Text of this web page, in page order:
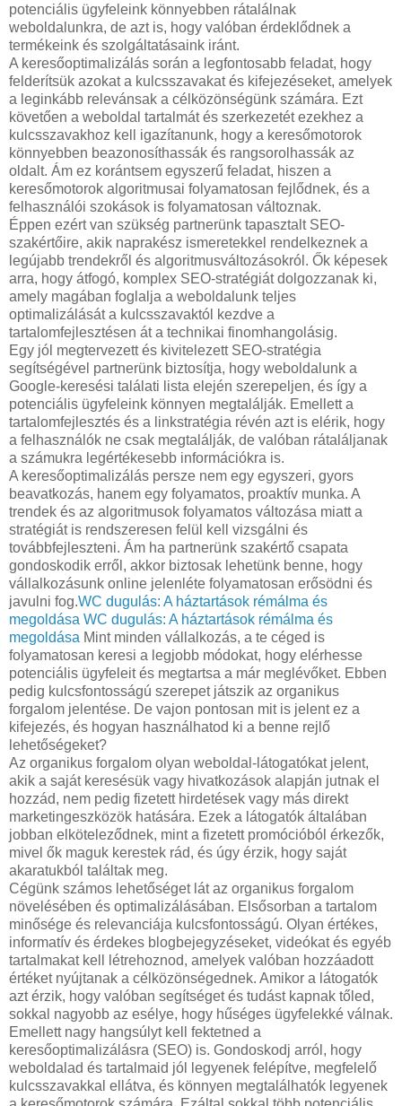
potenciális ügyfeleink könnyebben rátalálnak
weboldalunkra, de azt is, hogy valóban érdeklődnek a
termékeink és szolgáltatásaink iránt.
A keresőoptimalizálás során a legfontosabb feladat, hogy
felderítsük azokat a kulcsszavakat és kifejezéseket, amelyek
a leginkább relevánsak a célközönségünk számára. Ezt
követően a weboldal tartalmát és szerkezetét ezekhez a
kulcsszavakhoz kell igazítanunk, hogy a keresőmotorok
könnyebben beazonosíthassák és rangsorolhassák az
oldalt. Ám ez korántsem egyszerű feladat, hiszen a
keresőmotorok algoritmusai folyamatosan fejlődnek, és a
felhasználói szokások is folyamatosan változnak.
Éppen ezért van szükség partnerünk tapasztalt SEO-
szakértőire, akik naprakész ismeretekkel rendelkeznek a
legújabb trendekről és algoritmusváltozásokról. Ők képesek
arra, hogy átfogó, komplex SEO-stratégiát dolgozzanak ki,
amely magában foglalja a weboldalunk teljes
optimalizálását a kulcsszavaktól kezdve a
tartalomfejlesztésen át a technikai finomhangolásig.
Egy jól megtervezett és kivitelezett SEO-stratégia
segítségével partnerünk biztosítja, hogy weboldalunk a
Google-keresési találati lista elején szerepeljen, és így a
potenciális ügyfeleink könnyen megtalálják. Emellett a
tartalomfejlesztés és a linkstratégia révén azt is elérik, hogy
a felhasználók ne csak megtalálják, de valóban rátaláljanak
a számukra legértékesebb információkra is.
A keresőoptimalizálás persze nem egy egyszeri, gyors
beavatkozás, hanem egy folyamatos, proaktív munka. A
trendek és az algoritmusok folyamatos változása miatt a
stratégiát is rendszeresen felül kell vizsgálni és
továbbfejleszteni. Ám ha partnerünk szakértő csapata
gondoskodik erről, akkor biztosak lehetünk benne, hogy
vállalkozásunk online jelenléte folyamatosan erősödni és
javulni fog.WC dugulás: A háztartások rémálma és
megoldása WC dugulás: A háztartások rémálma és
megoldása Mint minden vállalkozás, a te céged is
folyamatosan keresi a legjobb módokat, hogy elérhesse
potenciális ügyfeleit és megtartsa a már meglévőket. Ebben
pedig kulcsfontosságú szerepet játszik az organikus
forgalom jelentése. De vajon pontosan mit is jelent ez a
kifejezés, és hogyan használhatod ki a benne rejlő
lehetőségeket?
Az organikus forgalom olyan weboldal-látogatókat jelent,
akik a saját keresésük vagy hivatkozások alapján jutnak el
hozzád, nem pedig fizetett hirdetések vagy más direkt
marketingeszközök hatására. Ezek a látogatók általában
jobban elköteleződnek, mint a fizetett promócióból érkezők,
mivel ők maguk kerestek rád, és úgy érzik, hogy saját
akaratukból találtak meg.
Cégünk számos lehetőséget lát az organikus forgalom
növelésében és optimalizálásában. Elsősorban a tartalom
minősége és relevanciája kulcsfontosságú. Olyan értékes,
informatív és érdekes blogbejegyzéseket, videókat és egyéb
tartalmakat kell létrehoznod, amelyek valóban hozzáadott
értéket nyújtanak a célközönségednek. Amikor a látogatók
azt érzik, hogy valóban segítséget és tudást kapnak tőled,
sokkal nagyobb az esélye, hogy hűséges ügyfelekké válnak.
Emellett nagy hangsúlyt kell fektetned a
keresőoptimalizálásra (SEO) is. Gondoskodj arról, hogy
weboldalad és tartalmaid jól legyenek felépítve, megfelelő
kulcsszavakkal ellátva, és könnyen megtalálhatók legyenek